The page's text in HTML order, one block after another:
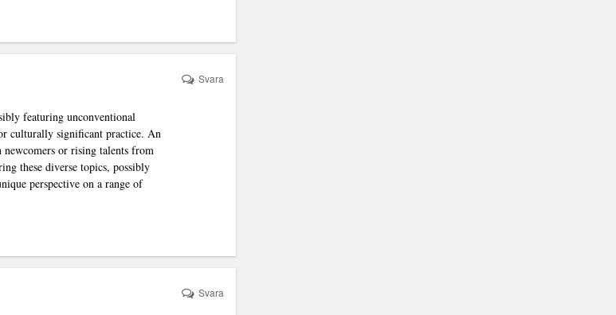
featuring unconventional
culturally significant practice. An
or rising talents from
these diverse topics, possibly
perspective on a range of
Svara
Svara